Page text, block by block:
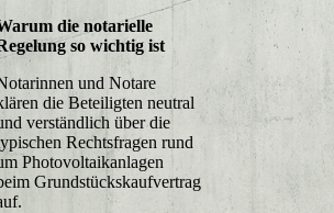
die notarielle
so wichtig ist
und Notare
die Beteiligten neutral
verständlich über die
Rechtsfragen rund
Photovoltaikanlagen
Grundstückskaufvertrag